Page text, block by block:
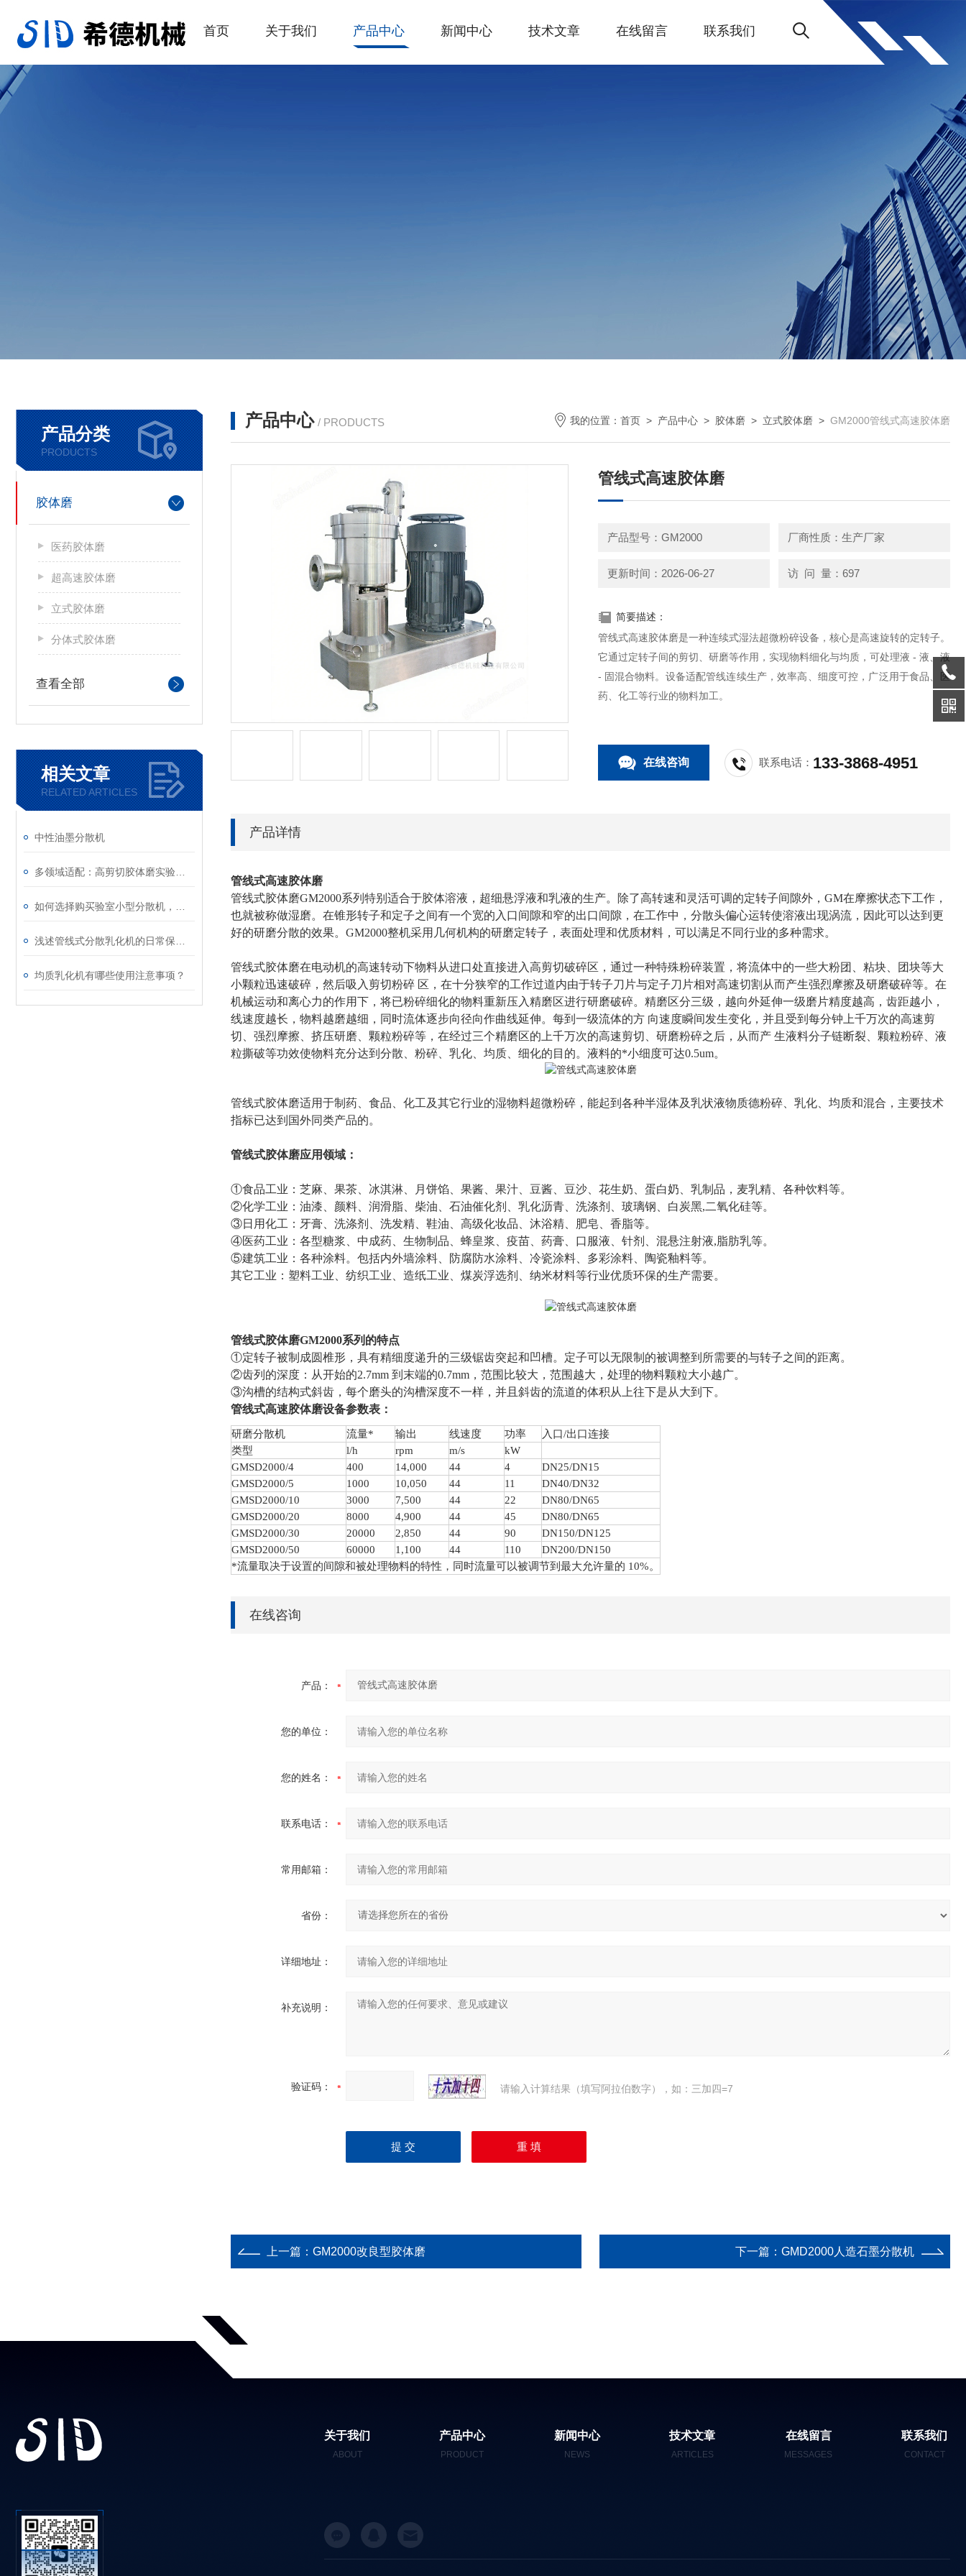
首页 关于我们 产品中心 新闻中心 技术文章 在线留言 联系我们
产品分类
PRODUCTS
胶体磨
医药胶体磨
超高速胶体磨
立式胶体磨
分体式胶体磨
查看全部
相关文章
RELATED ARTICLES
中性油墨分散机
均质乳化机有哪些使用注意事项？
产品中心 / PRODUCTS 我的位置： 首页 > 产品中心 > 胶体磨 > 立式胶体磨 > GM2000管线式高速胶体磨
管线式高速胶体磨
产品型号：GM2000 厂商性质：生产厂家
更新时间：2026-06-27 访 问 量：697
简要描述：
管线式高速胶体磨是一种连续式湿法超微粉碎设备，核心是高速旋转的定转子。
它通过定转子间的剪切、研磨等作用，实现物料细化与均质，可处理液 - 液、液
- 固混合物料。设备适配管线连续生产，效率高、细度可控，广泛用于食品、医
药、化工等行业的物料加工。
在线咨询 联系电话： 133-3868-4951
产品详情
管线式高速胶体磨
管线式胶体磨GM2000系列特别适合于胶体溶液，超细悬浮液和乳液的生产。除了高转速和灵活可调的定转子间隙外，GM在摩擦状态下工作，
也就被称做湿磨。在锥形转子和定子之间有一个宽的入口间隙和窄的出口间隙，在工作中，分散头偏心运转使溶液出现涡流，因此可以达到更
好的研磨分散的效果。GM2000整机采用几何机构的研磨定转子，表面处理和优质材料，可以满足不同行业的多种需求。
管线式胶体磨在电动机的高速转动下物料从进口处直接进入高剪切破碎区，通过一种特殊粉碎装置，将流体中的一些大粉团、粘块、团块等大
小颗粒迅速破碎，然后吸入剪切粉碎 区，在十分狭窄的工作过道内由于转子刀片与定子刀片相对高速切割从而产生强烈摩擦及研磨破碎等。在
机械运动和离心力的作用下，将已粉碎细化的物料重新压入精磨区进行研磨破碎。精磨区分三级，越向外延伸一级磨片精度越高，齿距越小，
线速度越长，物料越磨越细，同时流体逐步向径向作曲线延伸。每到一级流体的方 向速度瞬间发生变化，并且受到每分钟上千万次的高速剪
切、强烈摩擦、挤压研磨、颗粒粉碎等，在经过三个精磨区的上千万次的高速剪切、研磨粉碎之后，从而产 生液料分子链断裂、颗粒粉碎、液
粒撕破等功效使物料充分达到分散、粉碎、乳化、均质、细化的目的。液料的*小细度可达0.5um。
管线式胶体磨适用于制药、食品、化工及其它行业的湿物料超微粉碎，能起到各种半湿体及乳状液物质德粉碎、乳化、均质和混合，主要技术
指标已达到国外同类产品的。
管线式胶体磨应用领域：
①食品工业：芝麻、果茶、冰淇淋、月饼馅、果酱、果汁、豆酱、豆沙、花生奶、蛋白奶、乳制品，麦乳精、各种饮料等。
②化学工业：油漆、颜料、润滑脂、柴油、石油催化剂、乳化沥青、洗涤剂、玻璃钢、白炭黑,二氧化硅等。
③日用化工：牙膏、洗涤剂、洗发精、鞋油、高级化妆品、沐浴精、肥皂、香脂等。
④医药工业：各型糖浆、中成药、生物制品、蜂皇浆、疫苗、药膏、口服液、针剂、混悬注射液,脂肪乳等。
⑤建筑工业：各种涂料。包括内外墙涂料、防腐防水涂料、冷瓷涂料、多彩涂料、陶瓷釉料等。
其它工业：塑料工业、纺织工业、造纸工业、煤炭浮选剂、纳米材料等行业优质环保的生产需要。
管线式胶体磨GM2000系列的特点
①定转子被制成圆椎形，具有精细度递升的三级锯齿突起和凹槽。定子可以无限制的被调整到所需要的与转子之间的距离。
②齿列的深度：从开始的2.7mm 到末端的0.7mm，范围比较大，范围越大，处理的物料颗粒大小越广。
③沟槽的结构式斜齿，每个磨头的沟槽深度不一样，并且斜齿的流道的体积从上往下是从大到下。
管线式高速胶体磨设备参数表：
研磨分散机 流量* 输出 线速度 功率
入口/出口连接
类型
l/h rpm m/s
kW
GMSD2000/4 400 14,000 44 4
DN25/DN15
GMSD2000/5 1000 10,050 44 11
DN40/DN32
GMSD2000/10 3000 7,500 44 22
DN80/DN65
GMSD2000/20 8000 4,900 44 45
DN80/DN65
GMSD2000/30 20000 2,850 44 90
DN150/DN125
GMSD2000/50 60000 1,100 44 110
DN200/DN150
*流量取决于设置的间隙和被处理物料的特性，同时流量可以被调节到最大允许量的 10%。
在线咨询
产品：
您的单位：
您的姓名：
联系电话：
常用邮箱：
省份：
详细地址：
补充说明：
验证码： 请输入计算结果（填写阿拉伯数字），如：三加四=7
上一篇： GM2000改良型胶体磨 下一篇： GMD2000人造石墨分散机
关于我们
ABOUT
产品中心
PRODUCT
新闻中心
NEWS
技术文章
ARTICLES
在线留言
MESSAGES
联系我们
CONTACT